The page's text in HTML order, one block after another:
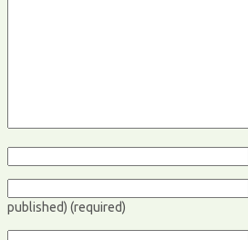
published) (required)